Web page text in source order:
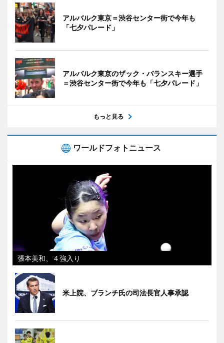
アルバルク東京＝渋谷センター街で今年も
「七夕パレード」
アルバルク東京のザック・バランスキー選手
＝渋谷センター街で今年も「七夕パレード」
もっと見る
ワールドフォトニュース
張本美和、４強入り
米上院、ブランチ氏の司法長官人事承認